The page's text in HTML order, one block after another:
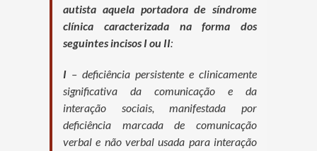
autista aquela portadora de síndrome
clínica caracterizada na forma dos
seguintes incisos I ou II:
I – deficiência persistente e clinicamente
significativa da comunicação e da
interação sociais, manifestada por
deficiência marcada de comunicação
verbal e não verbal usada para interação